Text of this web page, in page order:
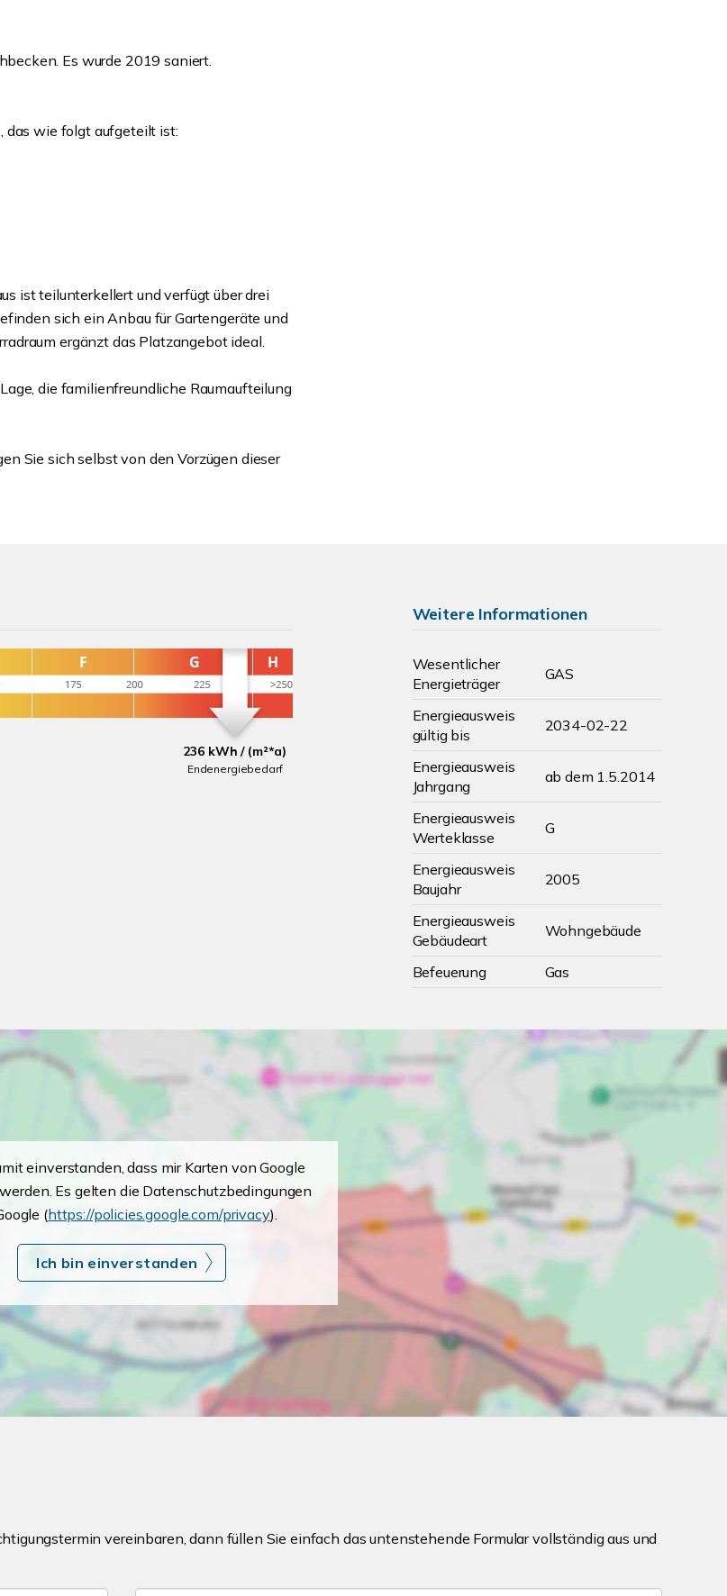
Es wurde 2019 saniert.
das wie folgt aufgeteilt ist:
ist teilunterkellert und verfügt über drei
sich ein Anbau für Gartengeräte und
ergänzt das Platzangebot ideal.
die familienfreundliche Raumaufteilung
Sie sich selbst von den Vorzügen dieser
236 kWh / (m²*a)
Endenergiebedarf
Weitere Informationen
Wesentlicher
Energieträger
GAS
Energieausweis
gültig bis
2034-02-22
Energieausweis
Jahrgang
ab dem 1.5.2014
Energieausweis
Werteklasse
G
Energieausweis
Baujahr
2005
Energieausweis
Gebäudeart
Wohngebäude
Befeuerung Gas
einverstanden, dass mir Karten von Google
Es gelten die Datenschutzbedingungen
(https://policies.google.com/privacy).
Ich bin einverstanden
vereinbaren, dann füllen Sie einfach das untenstehende Formular vollständig aus und